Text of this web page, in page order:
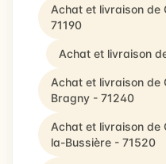
Achat et livraison de
71190
Achat et livraison
Achat et livraison de
Bragny - 71240
Achat et livraison de
la-Bussière - 71520